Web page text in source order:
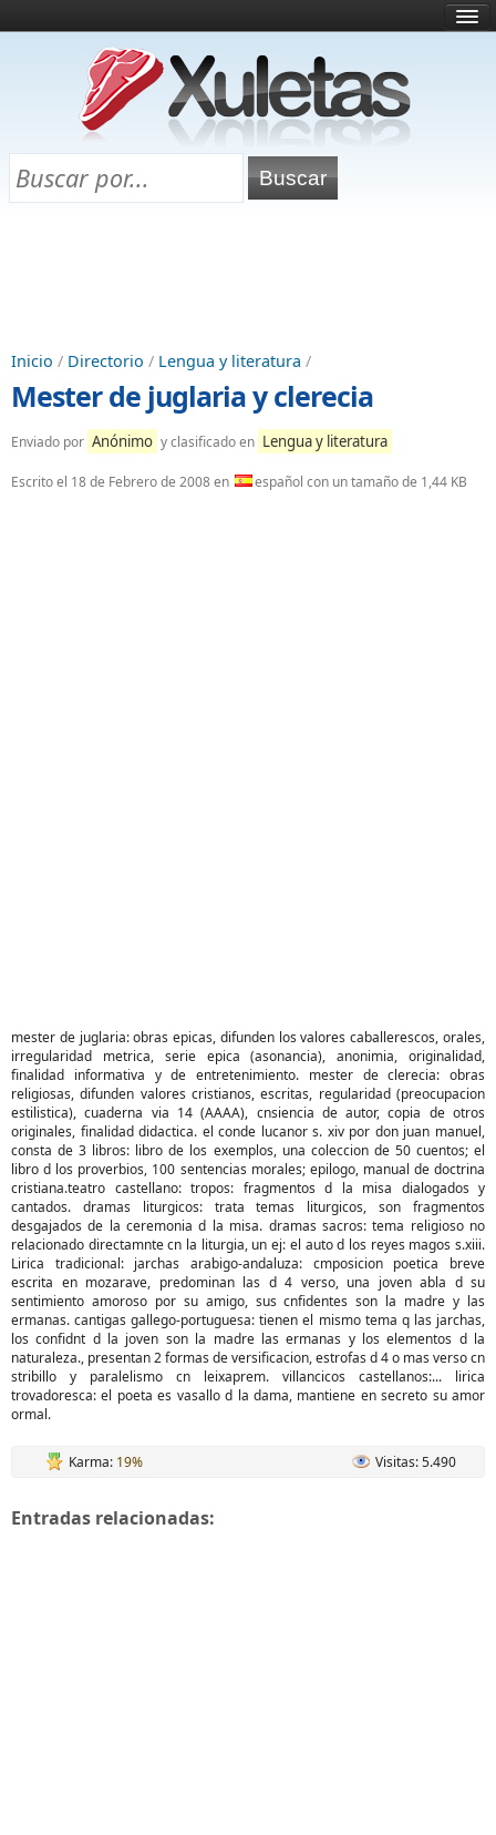
¿Qué es esto?
Directorio
Chuletas para exámenes
Inicio / Directorio / Lengua y literatura /
Mester de juglaria y clerecia
Enviado por Anónimo y clasificado en Lengua y literatura
Escrito el 18 de Febrero de 2008en español con un tamaño de 1,44 KB
mester de juglaria: obras epicas, difunden los valores caballerescos, orales,
irregularidad metrica, serie epica (asonancia), anonimia, originalidad,
finalidad informativa y de entretenimiento. mester de clerecia: obras
religiosas, difunden valores cristianos, escritas, regularidad (preocupacion
estilistica), cuaderna via 14 (AAAA), cnsiencia de autor, copia de otros
originales, finalidad didactica. el conde lucanor s. xiv por don juan manuel,
consta de 3 libros: libro de los exemplos, una coleccion de 50 cuentos; el
libro d los proverbios, 100 sentencias morales; epilogo, manual de doctrina
cristiana.teatro castellano: tropos: fragmentos d la misa dialogados y
cantados. dramas liturgicos: trata temas liturgicos, son fragmentos
desgajados de la ceremonia d la misa. dramas sacros: tema religioso no
relacionado directamnte cn la liturgia, un ej: el auto d los reyes magos s.xiii.
Lirica tradicional: jarchas arabigo-andaluza: cmposicion poetica breve
escrita en mozarave, predominan las d 4 verso, una joven abla d su
sentimiento amoroso por su amigo, sus cnfidentes son la madre y las
ermanas. cantigas gallego-portuguesa: tienen el mismo tema q las jarchas,
los confidnt d la joven son la madre las ermanas y los elementos d la
naturaleza., presentan 2 formas de versificacion, estrofas d 4 o mas verso cn
stribillo y paralelismo cn leixaprem. villancicos castellanos:... lirica
trovadoresca: el poeta es vasallo d la dama, mantiene en secreto su amor
ormal.
Karma: 19% Visitas: 5.490
Entradas relacionadas: